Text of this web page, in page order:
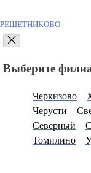
РЕШЕТНИКОВО
Выберите
Черкизово
Черусти
Северный
Томилино